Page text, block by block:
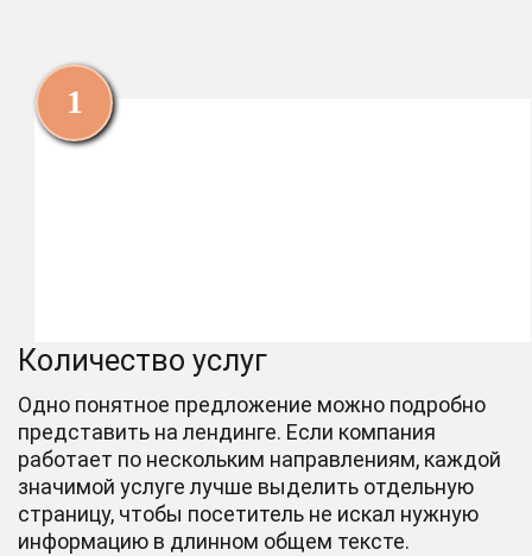
Количество услуг
Одно понятное предложение можно подробно
представить на лендинге. Если компания
работает по нескольким направлениям, каждой
значимой услуге лучше выделить отдельную
страницу, чтобы посетитель не искал нужную
информацию в длинном общем тексте.